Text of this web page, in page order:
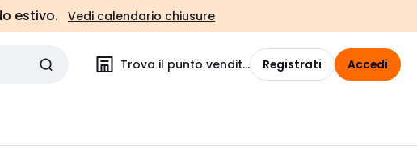
estivo. Vedi calendario chiusure
Trova il punto vendita Registrati Accedi